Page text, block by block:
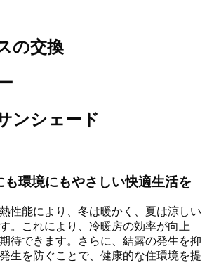
の交換
ンシェード
環境にもやさしい快適生活を
性能により、冬は暖かく、夏は涼しい
。これにより、冷暖房の効率が向上
待できます。さらに、結露の発生を抑
生を防ぐことで、健康的な住環境を提